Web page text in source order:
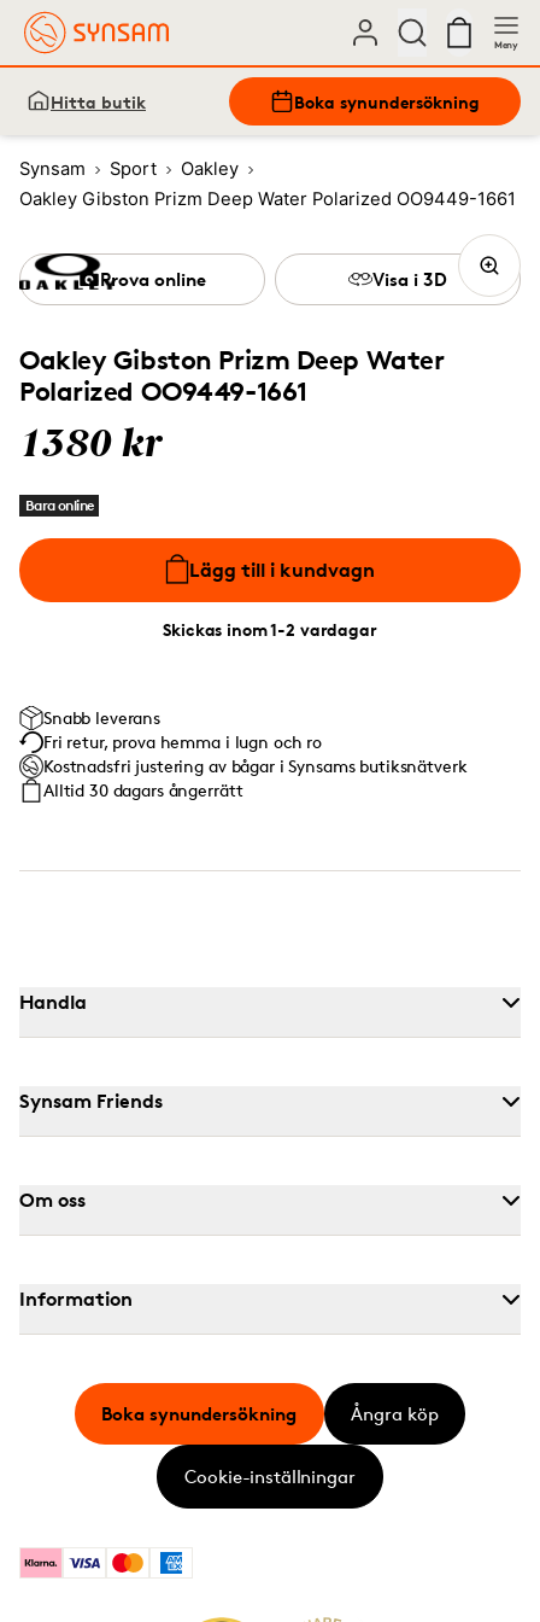
Meny
Hitta butik Boka synundersökning
Synsam Sport
Oakley
Oakley Gibston Prizm Deep Water Polarized OO9449-1661
Oakley Gibston Prizm Deep Water
Polarized OO9449-1661
1380 kr
Bara online
Lägg till i kundvagn
Skickas inom 1-2 vardagar
Prova online Visa i 3D
Snabb leverans
Fri retur, prova hemma i lugn och ro
Kostnadsfri justering av bågar i Synsams butiksnätverk
Alltid 30 dagars ångerrätt
Handla
Synsam Friends
Om oss
Information
KlarnaVisa MastercardAmerican Express
Boka synundersökning Ångra köp
Cookie-inställningar